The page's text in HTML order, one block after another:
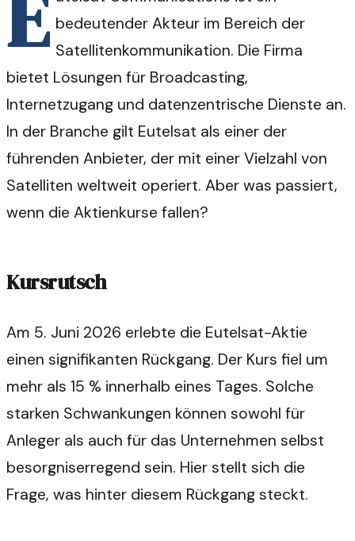
bedeutender Akteur im Bereich der
Satellitenkommunikation. Die Firma
bietet Lösungen für Broadcasting,
Internetzugang und datenzentrische Dienste an.
In der Branche gilt Eutelsat als einer der
führenden Anbieter, der mit einer Vielzahl von
Satelliten weltweit operiert. Aber was passiert,
wenn die Aktienkurse fallen?
Kursrutsch
Am 5. Juni 2026 erlebte die Eutelsat-Aktie
einen signifikanten Rückgang. Der Kurs fiel um
mehr als 15 % innerhalb eines Tages. Solche
starken Schwankungen können sowohl für
Anleger als auch für das Unternehmen selbst
besorgniserregend sein. Hier stellt sich die
Frage, was hinter diesem Rückgang steckt.